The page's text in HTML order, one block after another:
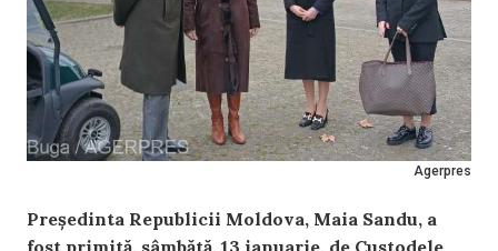
Agerpres
Președinta Republicii Moldova, Maia Sandu, a
fost primită, sâmbătă, 13 ianuarie, de Custodele